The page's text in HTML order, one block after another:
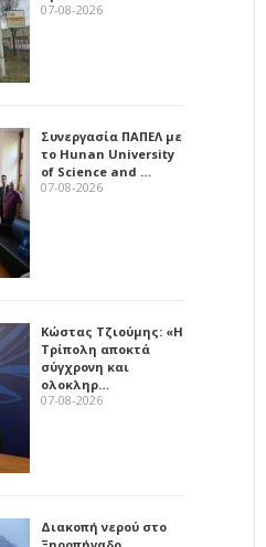
07-08-2026
Συνεργασία ΠΑΠΕΛ με
το Hunan University
of Science and …
07-08-2026
Κώστας Τζιούμης: «Η
Τρίπολη αποκτά
σύγχρονη και
ολοκληρ…
07-08-2026
Διακοπή νερού στο